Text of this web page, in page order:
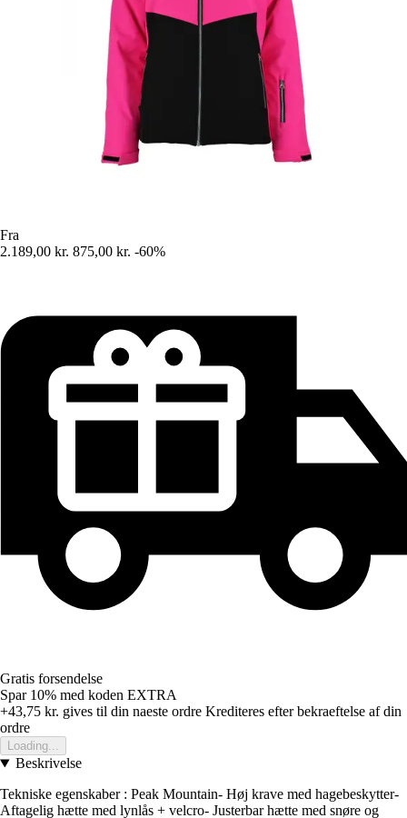
Fra
2.189,00 kr. 875,00 kr. -60%
Gratis forsendelse
Spar 10% med koden EXTRA
+43,75 kr. gives til din naeste ordre Krediteres efter bekraeftelse af din
ordre
Loading...
Beskrivelse
Tekniske egenskaber : Peak Mountain- Høj krave med hagebeskytter-
Aftagelig hætte med lynlås + velcro- Justerbar hætte med snøre og